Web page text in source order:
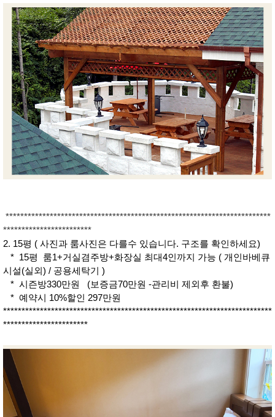
************************************************************************
************************
2. 15평 ( 사진과 룸사진은 다를수 있습니다. 구조를 확인하세요)
* 15평 룸1+거실겸주방+화장실 최대4인까지 가능 ( 개인바베큐
시설(실외) / 공용세탁기 )
* 시즌방330만원 (보증금70만원 -관리비 제외후 환불)
* 예약시 10%할인 297만원
*************************************************************************
***********************